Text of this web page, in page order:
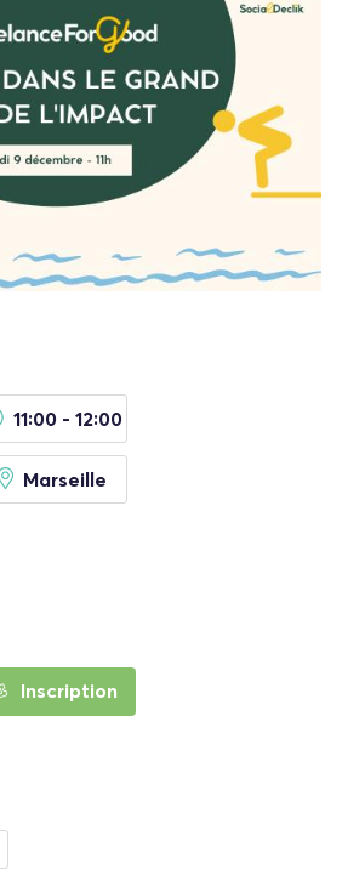
11:00 - 12:00
Marseille
Inscription